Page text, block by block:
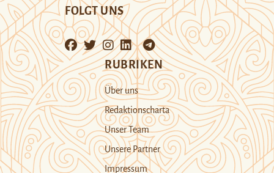
FOLGT UNS
RUBRIKEN
Über uns
Redaktionscharta
Unser Team
Unsere Partner
Impressum